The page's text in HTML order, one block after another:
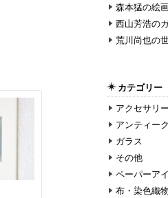
森本猛の絵
西山芳浩の
荒川尚也の
カテゴリー
アクセサリー
アンティーク
ガラス
その他
ペーパーア
布・染色織物